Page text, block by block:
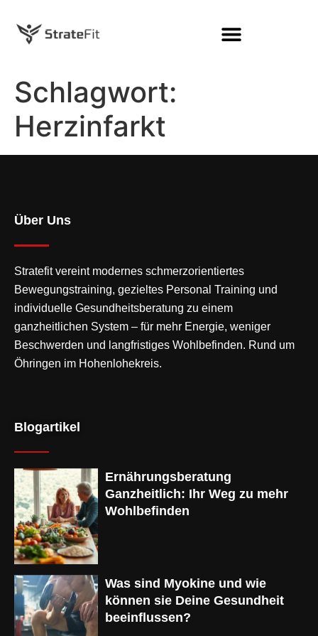
Schlagwort:
Herzinfarkt
Über Uns
Stratefit vereint modernes schmerzorientiertes
Bewegungstraining, gezieltes Personal Training und
individuelle Gesundheitsberatung zu einem
ganzheitlichen System – für mehr Energie, weniger
Beschwerden und langfristiges Wohlbefinden. Rund um
Öhringen im Hohenlohekreis.
Blogartikel
Ernährungsberatung
Ganzheitlich: Ihr Weg zu mehr
Wohlbefinden
Was sind Myokine und wie
können sie Deine Gesundheit
beeinflussen?